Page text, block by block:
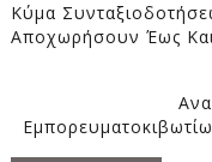
Κύμα
Αποχωρήσουν Έως